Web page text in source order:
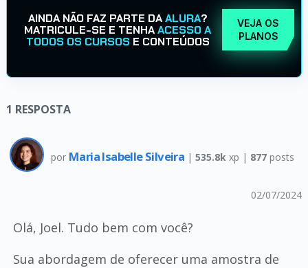
AINDA NÃO FAZ PARTE DAALURA?
MATRICULE-SE E TENHAACESSO A
TODOS OS CURSOS E CONTEÚDOS
VEJA OS
PLANOS
1 RESPOSTA
por Maria Isabelle Silveira | 535.8k xp | 877posts
02/07/2024
Olá, Joel. Tudo bem com você?
Sua abordagem de oferecer uma amostra de